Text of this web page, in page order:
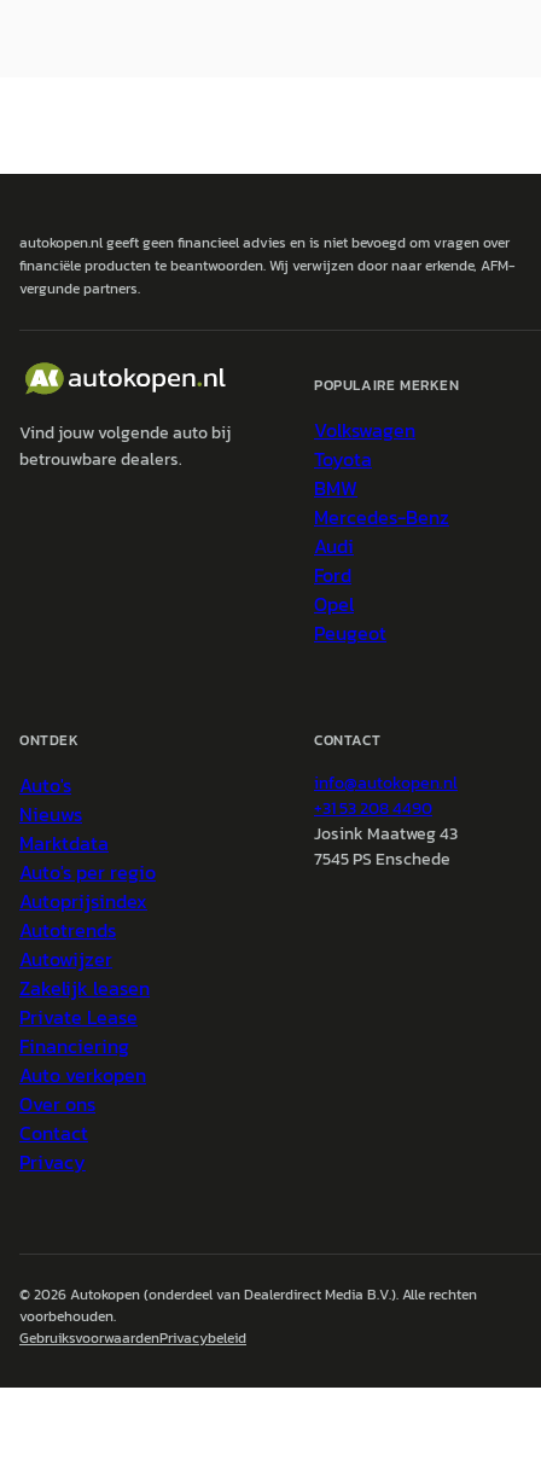
autokopen.nl geeft geen financieel advies en is niet bevoegd om vragen over
financiële producten te beantwoorden. Wij verwijzen door naar erkende, AFM-
vergunde partners.
Vind jouw volgende auto bij
betrouwbare dealers.
POPULAIRE MERKEN
Volkswagen
Toyota
BMW
Mercedes-Benz
Audi
Ford
Opel
Peugeot
ONTDEK
Auto's
Nieuws
Marktdata
Auto's per regio
Autoprijsindex
Autotrends
Autowijzer
Zakelijk leasen
Private Lease
Financiering
Auto verkopen
Over ons
Contact
Privacy
CONTACT
info@autokopen.nl
+31 53 208 4490
Josink Maatweg 43
7545 PS Enschede
© 2026Autokopen(onderdeel van Dealerdirect Media B.V.). Alle rechten
voorbehouden.
GebruiksvoorwaardenPrivacybeleid